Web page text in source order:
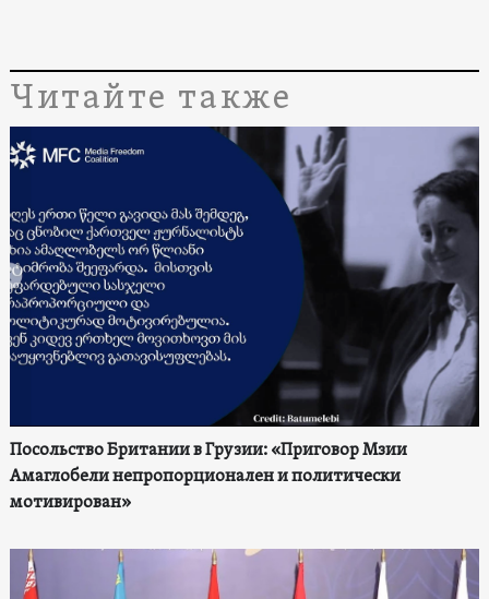
Читайте также
Посольство Британии в Грузии: «Приговор Мзии
Амаглобели непропорционален и политически
мотивирован»